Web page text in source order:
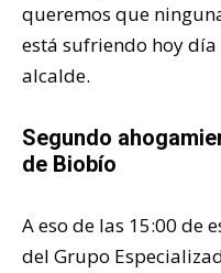
queremos que
está sufriendo hoy
alcalde.
Segundo
de Biobío
A eso de las 15:00 de
del Grupo